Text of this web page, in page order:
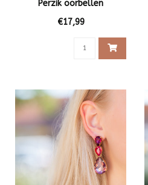
Perzik oorbellen
€17,99